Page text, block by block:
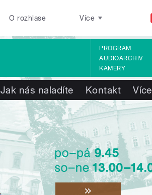
O rozhlase Více
PROGRAM
AUDIOARCHIV
KAMERY
Jak nás naladíte Kontakt Více